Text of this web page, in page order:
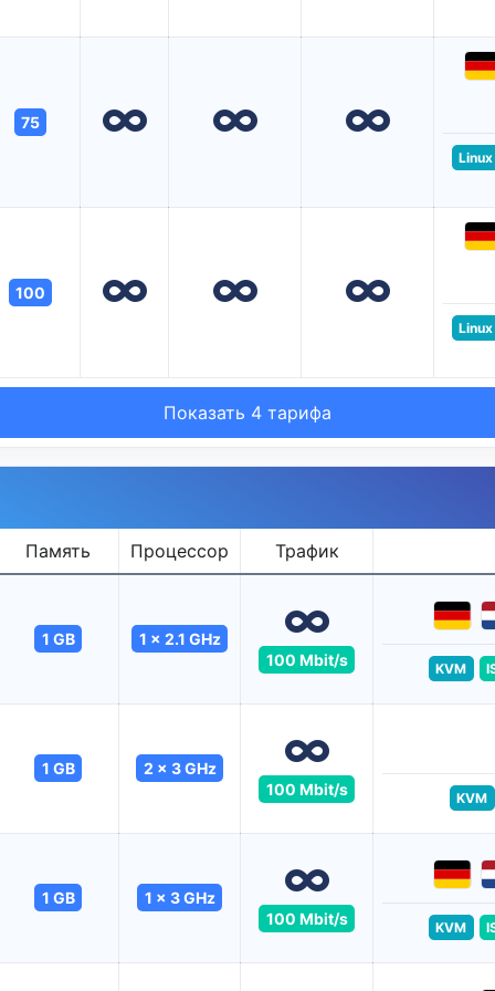
75
Linux
100
Linux
Показать 4 тарифа
Память Процессор Трафик
1 GB
1 x 2.1 GHz
100 Mbit/s
KVM
1 GB
2 x 3 GHz
100 Mbit/s
KVM
1 GB
1 x 3 GHz
100 Mbit/s
KVM